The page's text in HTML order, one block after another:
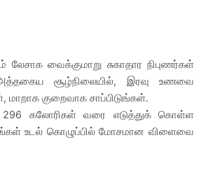
வைக்குமாறு சுகாதார நிபுணர்கள்
அத்தகைய சூழ்நிலையில், இரவு உணவை
மாறாக குறைவாக சாப்பிடுங்கள்.
கலோரிகள் வரை எடுத்துக் கொள்ள
உடல் கொழுப்பில் மோசமான விளைவை